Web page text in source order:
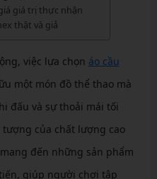
giá trị thực nhận
thật và giả
việc lựa chọn áo cầu
một món đồ thể thao mà
đấu và sự thoải mái tối
của chất lượng cao
đến những sản phẩm
giúp người chơi tập